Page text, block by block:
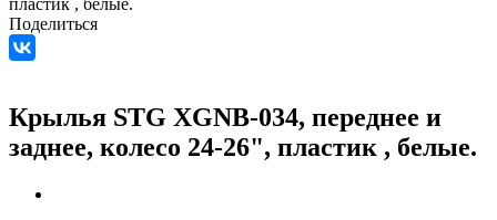
пластик , белые.
Поделиться
Крылья STG XGNB-034, переднее и
заднее, колесо 24-26", пластик , белые.